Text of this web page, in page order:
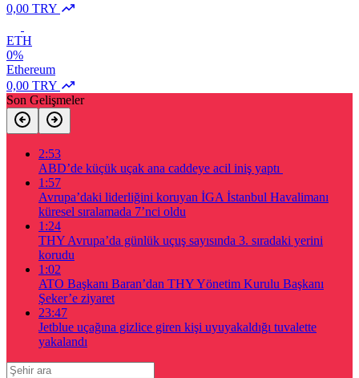
0,00 TRY
ETH
0%
Ethereum
0,00 TRY
Son Gelişmeler
2:53
ABD’de küçük uçak ana caddeye acil iniş yaptı
1:57
Avrupa’daki liderliğini koruyan İGA İstanbul Havalimanı
küresel sıralamada 7’nci oldu
1:24
THY Avrupa’da günlük uçuş sayısında 3. sıradaki yerini
korudu
1:02
ATO Başkanı Baran’dan THY Yönetim Kurulu Başkanı
Şeker’e ziyaret
23:47
Jetblue uçağına gizlice giren kişi uyuyakaldığı tuvalette
yakalandı